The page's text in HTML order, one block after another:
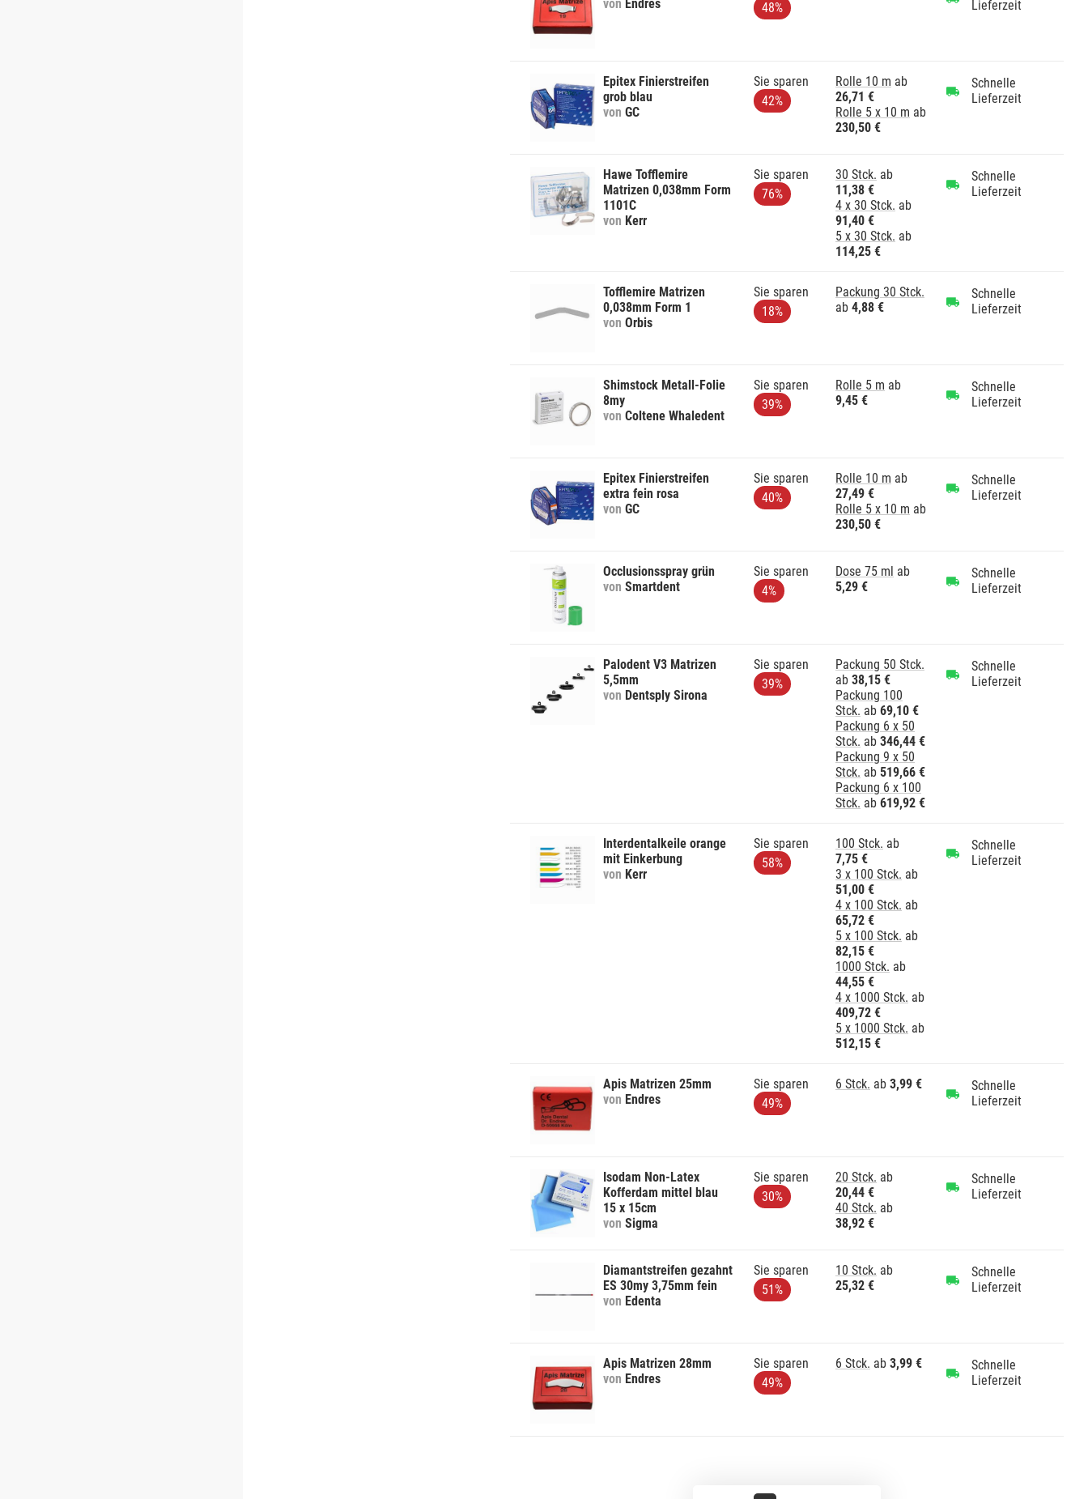
von Endres
48%
Lieferzeit
Epitex Finierstreifen
grob blau
von GC
Sie sparen
42%
Rolle 10 m ab
26,71 €
Rolle 5 x 10 m ab
230,50 €
Schnelle
Lieferzeit
Hawe Tofflemire
Matrizen 0,038mm Form
1101C
von Kerr
Sie sparen
76%
30 Stck. ab
11,38 €
4 x 30 Stck. ab
91,40 €
5 x 30 Stck. ab
114,25 €
Schnelle
Lieferzeit
Tofflemire Matrizen
0,038mm Form 1
von Orbis
Sie sparen
18%
Packung 30 Stck.
ab 4,88 €
Schnelle
Lieferzeit
Shimstock Metall-Folie
8my
von Coltene Whaledent
Sie sparen
39%
Rolle 5 m ab
9,45 €
Schnelle
Lieferzeit
Epitex Finierstreifen
extra fein rosa
von GC
Sie sparen
40%
Rolle 10 m ab
27,49 €
Rolle 5 x 10 m ab
230,50 €
Schnelle
Lieferzeit
Occlusionsspray grün
von Smartdent
Sie sparen
4%
Dose 75 ml ab
5,29 €
Schnelle
Lieferzeit
Palodent V3 Matrizen
5,5mm
von Dentsply Sirona
Sie sparen
39%
Packung 50 Stck.
ab 38,15 €
Packung 100
Stck. ab 69,10 €
Packung 6 x 50
Stck. ab 346,44 €
Packung 9 x 50
Stck. ab 519,66 €
Packung 6 x 100
Stck. ab 619,92 €
Schnelle
Lieferzeit
Interdentalkeile orange
mit Einkerbung
von Kerr
Sie sparen
58%
100 Stck. ab
7,75 €
3 x 100 Stck. ab
51,00 €
4 x 100 Stck. ab
65,72 €
5 x 100 Stck. ab
82,15 €
1000 Stck. ab
44,55 €
4 x 1000 Stck. ab
409,72 €
5 x 1000 Stck. ab
512,15 €
Schnelle
Lieferzeit
Apis Matrizen 25mm
von Endres
Sie sparen
49%
6 Stck. ab 3,99 €
Schnelle
Lieferzeit
Isodam Non-Latex
Kofferdam mittel blau
15 x 15cm
von Sigma
Sie sparen
30%
20 Stck. ab
20,44 €
40 Stck. ab
38,92 €
Schnelle
Lieferzeit
Diamantstreifen gezahnt
ES 30my 3,75mm fein
von Edenta
Sie sparen
51%
10 Stck. ab
25,32 €
Schnelle
Lieferzeit
Apis Matrizen 28mm
von Endres
Sie sparen
49%
6 Stck. ab 3,99 €
Schnelle
Lieferzeit